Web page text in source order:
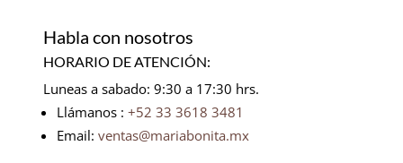
Habla con nosotros
HORARIO DE ATENCIÓN:
Luneas a sabado: 9:30 a 17:30 hrs.
Llámanos : +52 33 3618 3481
Email: ventas@mariabonita.mx